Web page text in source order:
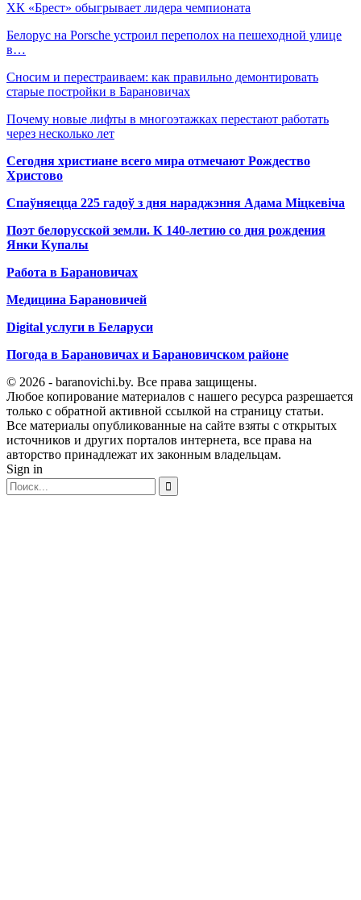
ХК «Брест» обыгрывает лидера чемпионата
Белорус на Porsche устроил переполох на пешеходной улице
в…
Сносим и перестраиваем: как правильно демонтировать
старые постройки в Барановичах
Почему новые лифты в многоэтажках перестают работать
через несколько лет
Сегодня христиане всего мира отмечают Рождество
Христово
Спаўняецца 225 гадоў з дня нараджэння Адама Міцкевіча
Поэт белорусской земли. К 140-летию со дня рождения
Янки Купалы
Работа в Барановичах
Медицина Барановичей
Digital услуги в Беларуси
Погода в Барановичах и Барановичском районе
© 2026 - baranovichi.by. Все права защищены.
Любое копирование материалов с нашего ресурса разрешается
только с обратной активной ссылкой на страницу статьи.
Все материалы опубликованные на сайте взяты с открытых
источников и других порталов интернета, все права на
авторство принадлежат их законным владельцам.
Sign in